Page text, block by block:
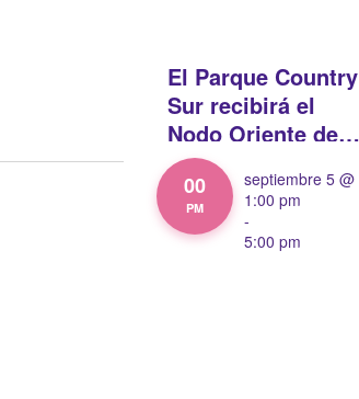
00
PM
septiembre 5 @
1:00 pm
-
5:00 pm
El Parque Country
Sur recibirá el
Nodo Oriente de
Crea en
Movimiento 2026